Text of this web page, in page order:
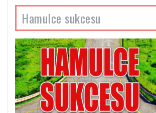
Hamulce sukcesu